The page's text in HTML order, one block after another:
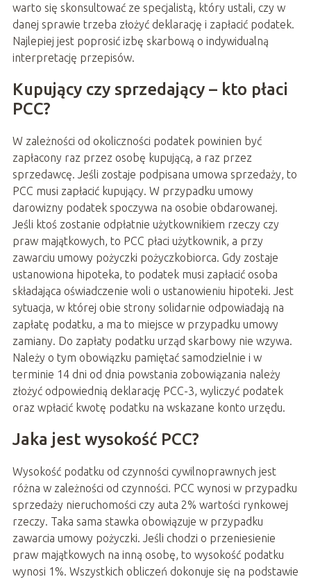
warto się skonsultować ze specjalistą, który ustali, czy w
danej sprawie trzeba złożyć deklarację i zapłacić podatek.
Najlepiej jest poprosić izbę skarbową o indywidualną
interpretację przepisów.
Kupujący czy sprzedający – kto płaci
PCC?
W zależności od okoliczności podatek powinien być
zapłacony raz przez osobę kupującą, a raz przez
sprzedawcę. Jeśli zostaje podpisana umowa sprzedaży, to
PCC musi zapłacić kupujący. W przypadku umowy
darowizny podatek spoczywa na osobie obdarowanej.
Jeśli ktoś zostanie odpłatnie użytkownikiem rzeczy czy
praw majątkowych, to PCC płaci użytkownik, a przy
zawarciu umowy pożyczki pożyczkobiorca. Gdy zostaje
ustanowiona hipoteka, to podatek musi zapłacić osoba
składająca oświadczenie woli o ustanowieniu hipoteki. Jest
sytuacja, w której obie strony solidarnie odpowiadają na
zapłatę podatku, a ma to miejsce w przypadku umowy
zamiany. Do zapłaty podatku urząd skarbowy nie wzywa.
Należy o tym obowiązku pamiętać samodzielnie i w
terminie 14 dni od dnia powstania zobowiązania należy
złożyć odpowiednią deklarację PCC-3, wyliczyć podatek
oraz wpłacić kwotę podatku na wskazane konto urzędu.
Jaka jest wysokość PCC?
Wysokość podatku od czynności cywilnoprawnych jest
różna w zależności od czynności. PCC wynosi w przypadku
sprzedaży nieruchomości czy auta 2% wartości rynkowej
rzeczy. Taka sama stawka obowiązuje w przypadku
zawarcia umowy pożyczki. Jeśli chodzi o przeniesienie
praw majątkowych na inną osobę, to wysokość podatku
wynosi 1%. Wszystkich obliczeń dokonuje się na podstawie